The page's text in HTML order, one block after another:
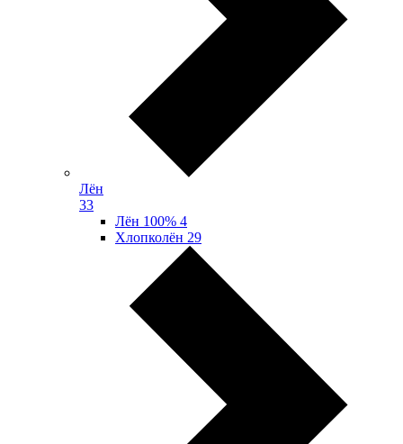
Лён
33
Лён 100% 4
Хлопколён 29